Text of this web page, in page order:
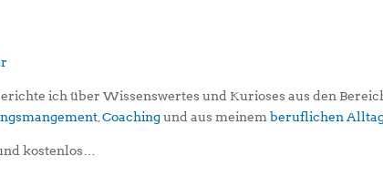
ich über Wissenswertes und Kurioses aus den
,Coachingund aus meinemberuflichen
kostenlos…